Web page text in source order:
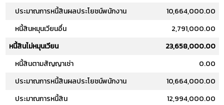
ประมาณการหนี้สินผลประโยชน์พนักงาน
10,664,000.00
หนี้สินหมุนเวียนอื่น
2,791,000.00
หนี้สินไม่หมุนเวียน
23,658,000.00
หนี้สินตามสัญญาเช่า
0.00
ประมาณการหนี้สินผลประโยชน์พนักงาน
10,664,000.00
ประมาณการหนี้สิน
12,994,000.00